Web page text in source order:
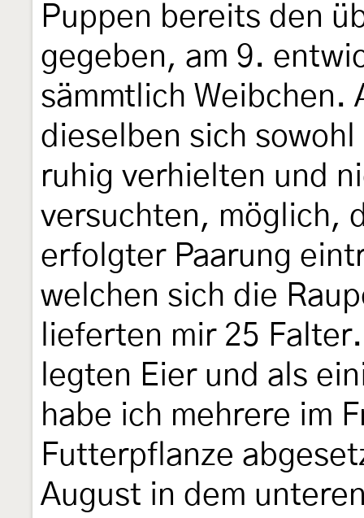
Puppen bereits den
gegeben, am 9.
sämmtlich Weibchen.
dieselben sich sowohl
ruhig verhielten und
versuchten, möglich,
erfolgter Paarung
welchen sich die
lieferten mir 25
legten Eier und als
habe ich mehrere im
Futterpflanze
August in dem